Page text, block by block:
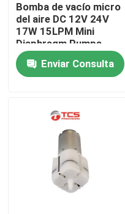
Espectáculo VR
Sobre nosotros
Recorrido por la fábrica
Control de calidad
Contacta con nosotros
Bomba de vacío micro
del aire DC 12V 24V
17W 15LPM Mini
Diaphragm Pumps
Enviar Consulta